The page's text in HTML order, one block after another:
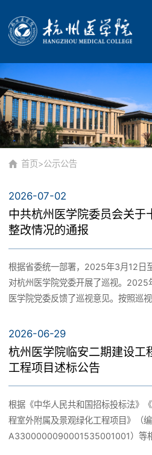
首页
学校概况
学校简介
历史沿革
杭医章程
现任领导
机构设置
学校标识
教育教学
本科生教育
国际教育
继续教育
科学研究
科研机构
科研成果
科研动态
招生就业
研究生招生
人才招聘
首页>公示公告
2026-07-02
中共杭州医学院委员会关于
整改情况的通报
根据省委统一部署，2025年3月12日
对杭州医学院党委开展了巡视。2025
医学院党委反馈了巡视意见。按照巡
抓，始终站在讲政治、讲大局、讲党
的重要性和紧迫性，将思想和行动统
来，以高度的思想自觉正视问题，切
神，认真学习巡视整改相关文件，增
思想自觉、行动自觉。及时召开巡视
改专题民主生活会，严肃开展批评与
2026-06-29
杭州医学院临安二期建设工
工程项目述标公告
根据《中华人民共和国招标投标法》
程室外附属及景观绿化工程项目》（编
A3300000090001535001001）等